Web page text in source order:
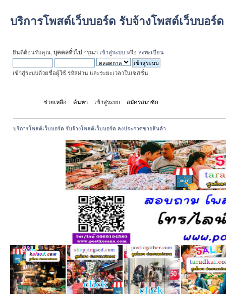
บริการโพสต์เว็บบอร์ด รับจ้างโพสต์เว็บบอร์
ยินดีต้อนรับคุณ, บุคคลทั่วไป กรุณา เข้าสู่ระบบ หรือ ลงทะเบียน
เข้าสู่ระบบด้วยชื่อผู้ใช้ รหัสผ่าน และระยะเวลาในเซสชั่น
ช่วยเหลือ ค้นหา เข้าสู่ระบบ สมัครสมาชิก
บริการโพสต์เว็บบอร์ด รับจ้างโพสต์เว็บบอร์ด ลงประกาศขายสินค้า